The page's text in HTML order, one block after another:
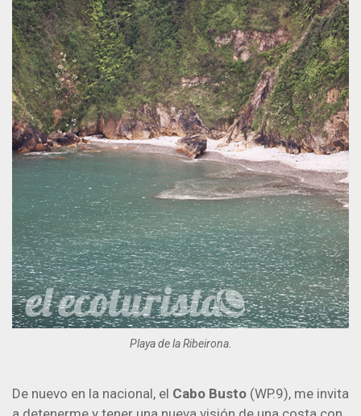
Playa de la Ribeirona.
De nuevo en la nacional, el Cabo Busto (WP.9), me invita